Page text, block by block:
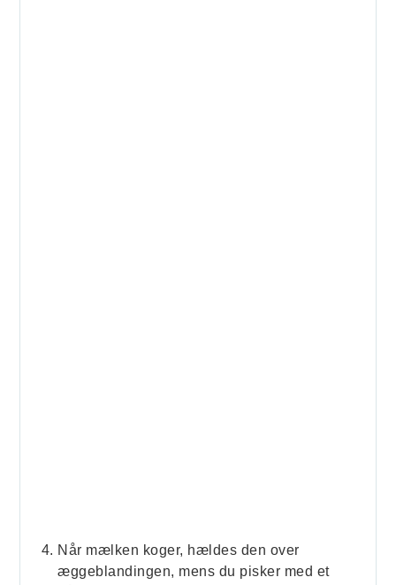
Når mælken koger, hældes den over
æggeblandingen, mens du pisker med et